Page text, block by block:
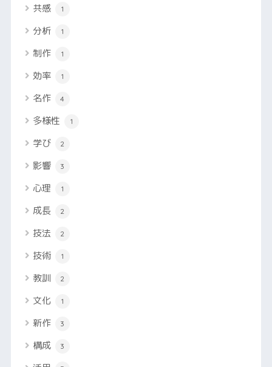
共感 1
分析 1
制作 1
効率 1
名作 4
多様性 1
学び 2
影響 3
心理 1
成長 2
技法 2
技術 1
教訓 2
文化 1
新作 3
構成 3